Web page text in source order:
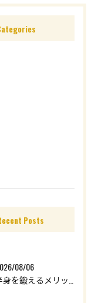
Posts
08/06